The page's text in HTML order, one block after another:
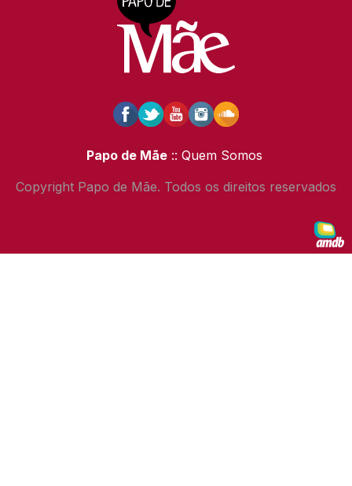
Papo de Mãe :: Quem Somos
Copyright Papo de Mãe. Todos os direitos reservados